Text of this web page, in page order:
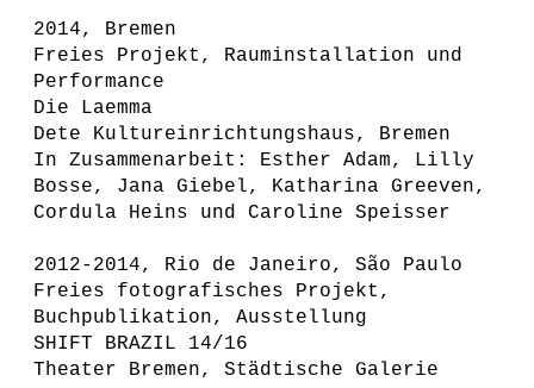
2014, Bremen
Freies Projekt, Rauminstallation und
Performance
Die Laemma
Dete Kultureinrichtungshaus, Bremen
In Zusammenarbeit: Esther Adam, Lilly
Bosse, Jana Giebel, Katharina Greeven,
Cordula Heins und Caroline Speisser
2012-2014, Rio de Janeiro, São Paulo
Freies fotografisches Projekt,
Buchpublikation, Ausstellung
SHIFT BRAZIL 14/16
Theater Bremen, Städtische Galerie